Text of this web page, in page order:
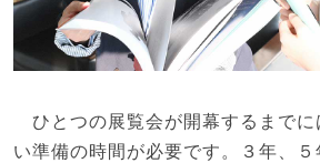
ひとつの展覧会が開幕するまでに
い準備の時間が必要です。３年、